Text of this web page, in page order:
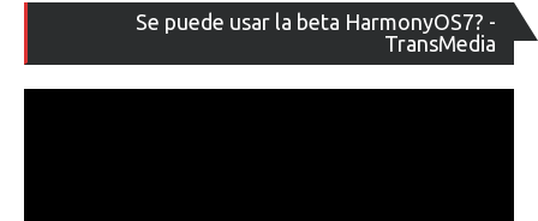
Se puede usar la beta HarmonyOS7? -
TransMedia
de